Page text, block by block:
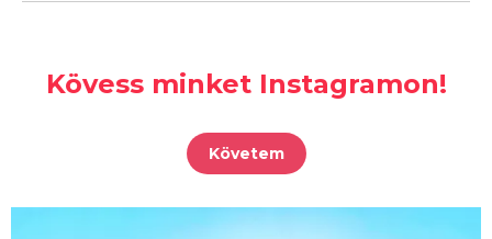
Kövess minket Instagramon!
Követem